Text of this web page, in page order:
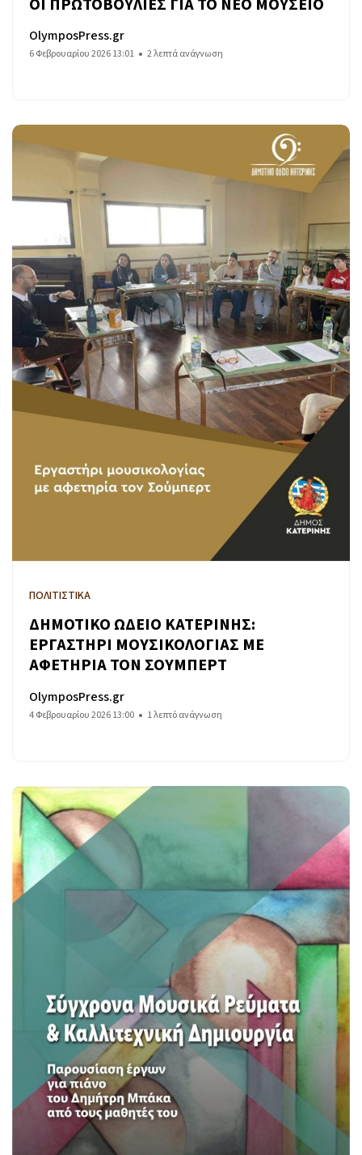
ΟΙ ΠΡΩΤΟΒΟΥΛΙΕΣ ΓΙΑ ΤΟ ΝΕΟ ΜΟΥΣΕΙΟ
OlymposPress.gr
6 Φεβρουαρίου 2026 13:01 2 λεπτά ανάγνωση
ΠΟΛΙΤΙΣΤΙΚΑ
ΔΗΜΟΤΙΚΟ ΩΔΕΙΟ ΚΑΤΕΡΙΝΗΣ:
ΕΡΓΑΣΤΗΡΙ ΜΟΥΣΙΚΟΛΟΓΙΑΣ ΜΕ
ΑΦΕΤΗΡΙΑ ΤΟΝ ΣΟΥΜΠΕΡΤ
OlymposPress.gr
4 Φεβρουαρίου 2026 13:00 1 λεπτό ανάγνωση